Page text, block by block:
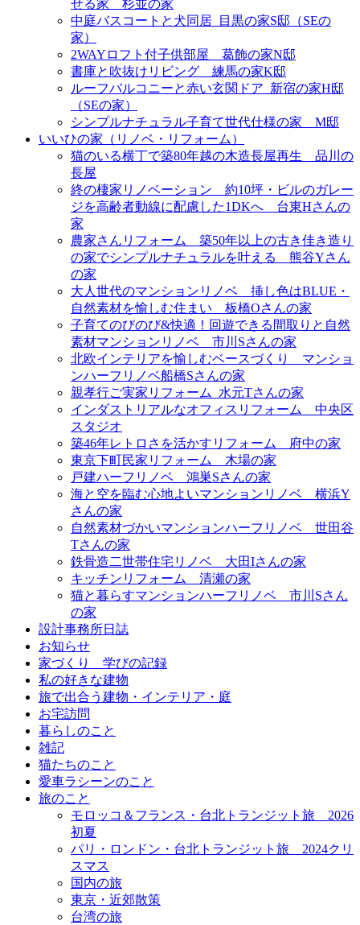
せる家＿杉並の家
中庭バスコートと犬同居_目黒の家S邸（SEの
家）
2WAYロフト付子供部屋＿葛飾の家N邸
書庫と吹抜けリビング 練馬の家K邸
ルーフバルコニーと赤い玄関ドア_新宿の家H邸
（SEの家）
シンプルナチュラル子育て世代仕様の家 M邸
いいひの家（リノベ・リフォーム）
猫のいる横丁で築80年越の木造長屋再生＿品川の
長屋
終の棲家リノベーション＿約10坪・ビルのガレー
ジを高齢者動線に配慮した1DKへ＿台東Hさんの
家
農家さんリフォーム＿築50年以上の古き佳き造り
の家でシンプルナチュラルを叶える＿熊谷Yさん
の家
大人世代のマンションリノベ＿挿し色はBLUE・
自然素材を愉しむ住まい＿板橋Oさんの家
子育てのびのび&快適！回遊できる間取りと自然
素材マンションリノベ＿市川Sさんの家
北欧インテリアを愉しむベースづくり＿マンショ
ンハーフリノベ船橋Sさんの家
親孝行ご実家リフォーム_水元Tさんの家
インダストリアルなオフィスリフォーム＿中央区
スタジオ
築46年レトロさを活かすリフォーム＿府中の家
東京下町民家リフォーム＿木場の家
戸建ハーフリノベ＿鴻巣Sさんの家
海と空を臨む心地よいマンションリノベ＿横浜Y
さんの家
自然素材づかいマンションハーフリノベ＿世田谷
Tさんの家
鉄骨造二世帯住宅リノベ＿大田Iさんの家
キッチンリフォーム＿清瀬の家
猫と暮らすマンションハーフリノベ＿市川Sさん
の家
設計事務所日誌
お知らせ
家づくり 学びの記録
私の好きな建物
旅で出合う建物・インテリア・庭
お宅訪問
暮らしのこと
雑記
猫たちのこと
愛車ラシーンのこと
旅のこと
モロッコ＆フランス・台北トランジット旅＿2026
初夏
パリ・ロンドン・台北トランジット旅＿2024クリ
スマス
国内の旅
東京・近郊散策
台湾の旅